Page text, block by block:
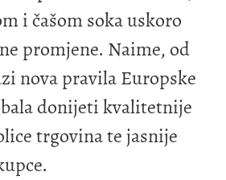
i čašom soka uskoro
promjene. Naime, od
nova pravila Europske
donijeti kvalitetnije
trgovina te jasnije